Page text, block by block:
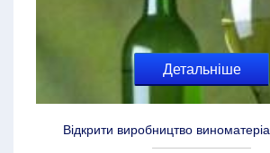
Детальніше
Відкрити виробництво